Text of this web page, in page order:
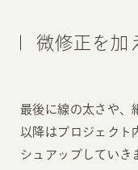
微修正を加
最後に線の太さや、
以降はプロジェクト
シュアップしていき